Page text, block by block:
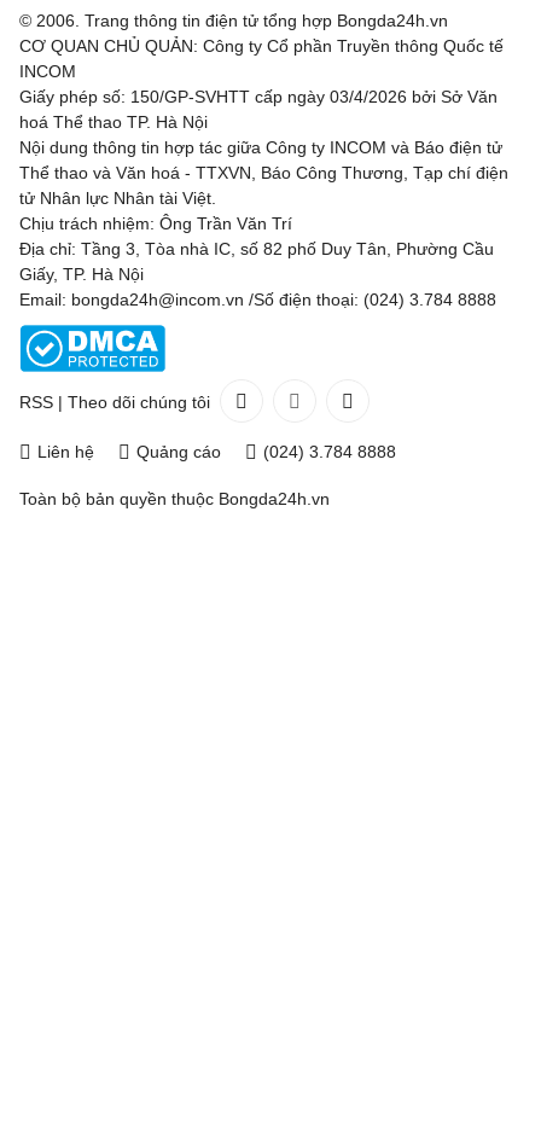
© 2006. Trang thông tin điện tử tổng hợp Bongda24h.vn
CƠ QUAN CHỦ QUẢN: Công ty Cổ phần Truyền thông Quốc tế
INCOM
Giấy phép số: 150/GP-SVHTT cấp ngày 03/4/2026 bởi Sở Văn
hoá Thể thao TP. Hà Nội
Nội dung thông tin hợp tác giữa Công ty INCOM và Báo điện tử
Thể thao và Văn hoá - TTXVN, Báo Công Thương, Tạp chí điện
tử Nhân lực Nhân tài Việt.
Chịu trách nhiệm: Ông Trần Văn Trí
Địa chỉ: Tầng 3, Tòa nhà IC, số 82 phố Duy Tân, Phường Cầu
Giấy, TP. Hà Nội
Email: bongda24h@incom.vn /Số điện thoại: (024) 3.784 8888
RSS | Theo dõi chúng tôi
Liên hệ Quảng cáo (024) 3.784 8888
Toàn bộ bản quyền thuộc Bongda24h.vn